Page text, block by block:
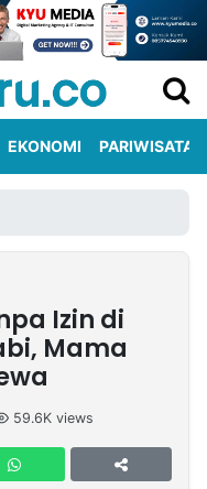
EKONOMI PARIWISATA
Izin di
Mama
59.6K views